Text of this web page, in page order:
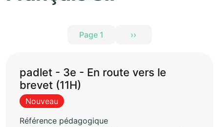
Page 1 ››
padlet - 3e - En route vers le
brevet (11H)
Nouveau
Référence pédagogique